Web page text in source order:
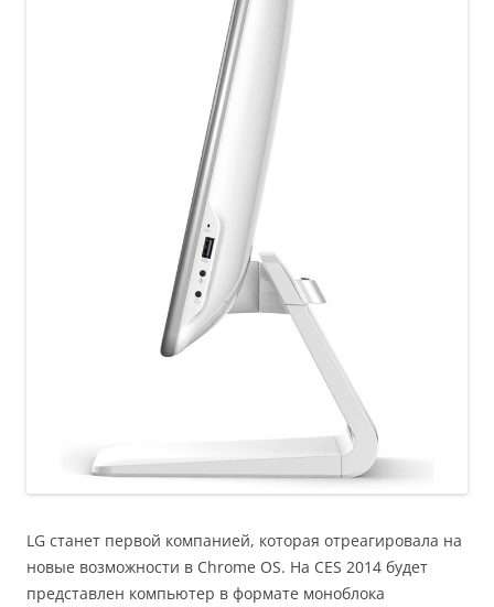
LG станет первой компанией, которая отреагировала на
новые возможности в Chrome OS. На CES 2014 будет
представлен компьютер в формате моноблока